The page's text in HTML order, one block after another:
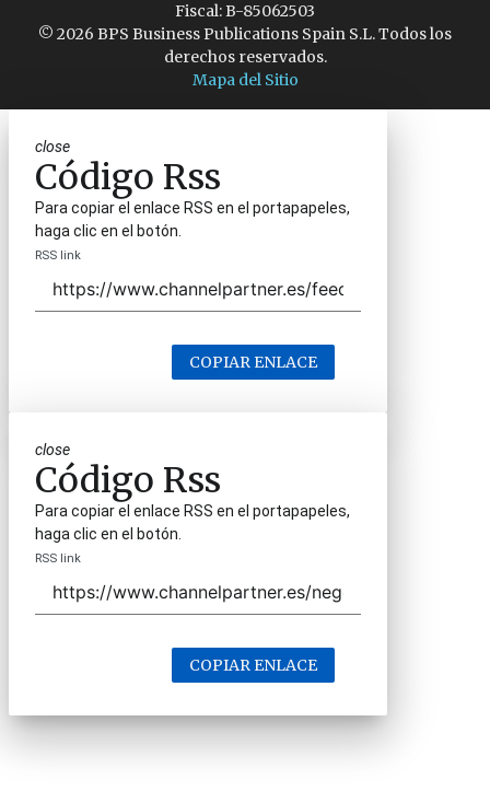
Fiscal: B-85062503
© 2026 BPS Business Publications Spain S.L. Todos los
derechos reservados.
Mapa del Sitio
close
Código Rss
Para copiar el enlace RSS en el portapapeles,
haga clic en el botón.
RSS link
COPIAR ENLACE
close
Código Rss
Para copiar el enlace RSS en el portapapeles,
haga clic en el botón.
RSS link
COPIAR ENLACE